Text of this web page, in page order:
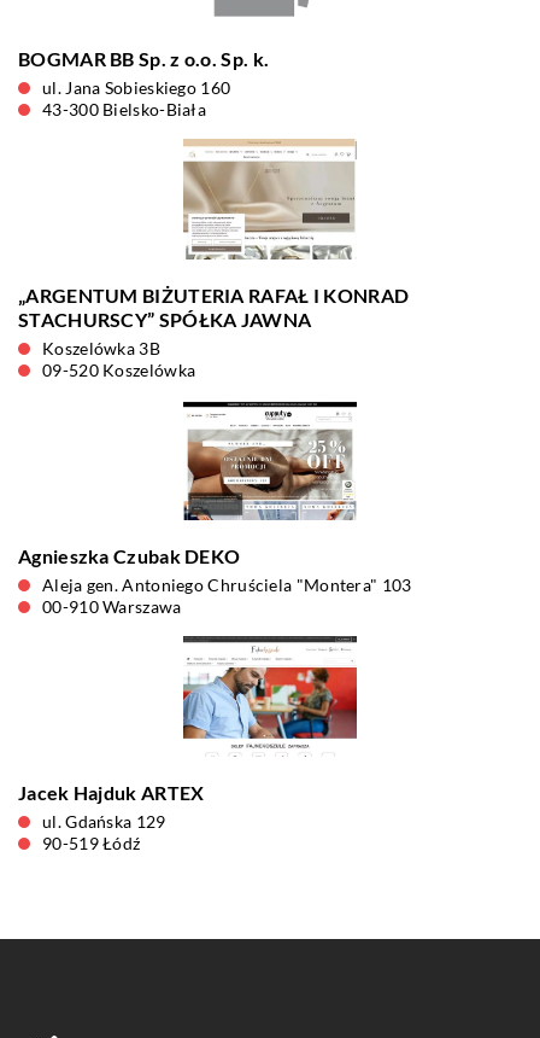
BOGMAR BB Sp. z o.o. Sp. k.
ul. Jana Sobieskiego 160
43-300 Bielsko-Biała
„ARGENTUM BIŻUTERIA RAFAŁ I KONRAD
STACHURSCY” SPÓŁKA JAWNA
Koszelówka 3B
09-520 Koszelówka
Agnieszka Czubak DEKO
Aleja gen. Antoniego Chruściela "Montera" 103
00-910 Warszawa
Jacek Hajduk ARTEX
ul. Gdańska 129
90-519 Łódź